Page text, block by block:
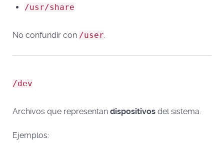
/usr/share
No confundir con /user.
/dev
Archivos que representan dispositivos del sistema.
Ejemplos: